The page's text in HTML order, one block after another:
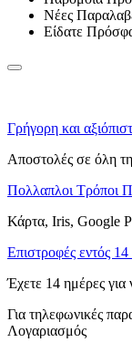
Νέες
Είδατε
Γρήγορη και
Αποστολές σε όλη
Πολλαπλοι Τρόποι
Κάρτα, Iris, Google
Επιστροφές εντός
Έχετε 14 ημέρες για
Για τηλεφωνικές
Λογαριασμός